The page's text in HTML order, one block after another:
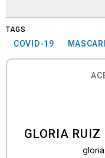
TAGS
COVID-19
GLORIA RUIZ